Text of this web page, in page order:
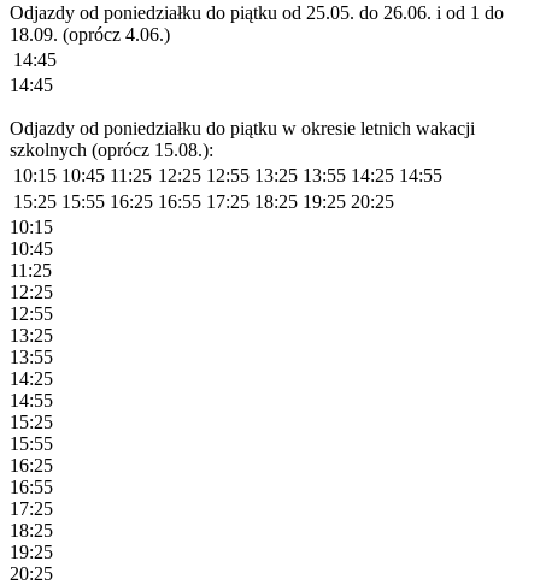
Odjazdy od poniedziałku do piątku od 25.05. do 26.06. i od 1 do
18.09. (oprócz 4.06.)
14:45
14:45
Odjazdy od poniedziałku do piątku w okresie letnich wakacji
szkolnych (oprócz 15.08.):
10:15 10:45 11:25 12:25 12:55 13:25 13:55 14:25 14:55
15:25 15:55 16:25 16:55 17:25 18:25 19:25 20:25
10:15
10:45
11:25
12:25
12:55
13:25
13:55
14:25
14:55
15:25
15:55
16:25
16:55
17:25
18:25
19:25
20:25